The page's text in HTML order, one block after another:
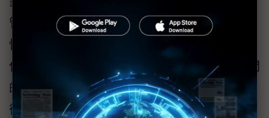
管」、「協同代管」與「事件型支援」三種彈
性服務模式。邁達特MSP代管中心提供全年無
休的監控，可有效補足IT部門在深夜或連假期間
的監控缺口。結合「事前防守、事中偵測、事
後強化」的完整循環，不僅解決當下攻擊，更